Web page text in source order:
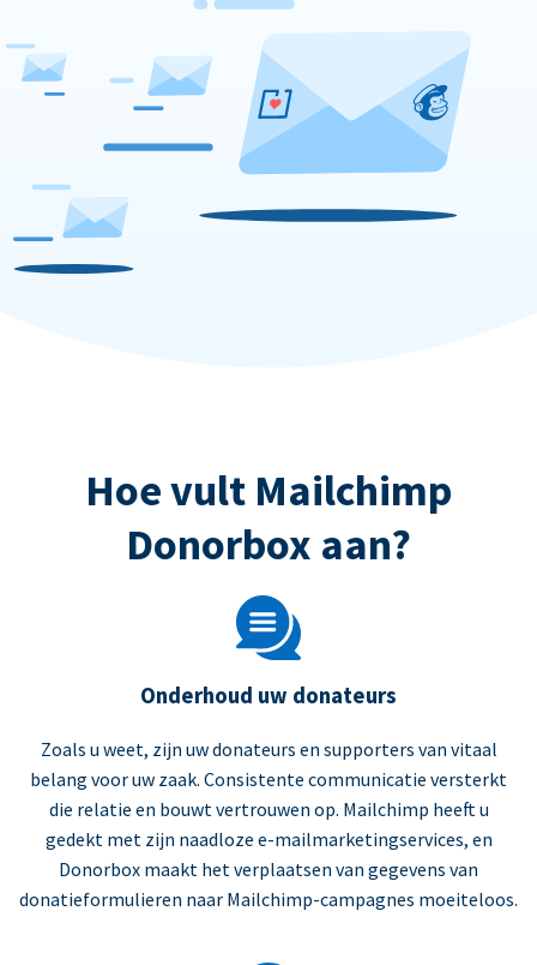
Hoe vult Mailchimp
Donorbox aan?
Onderhoud uw donateurs
Zoals u weet, zijn uw donateurs en supporters van vitaal
belang voor uw zaak. Consistente communicatie versterkt
die relatie en bouwt vertrouwen op. Mailchimp heeft u
gedekt met zijn naadloze e-mailmarketingservices, en
Donorbox maakt het verplaatsen van gegevens van
donatieformulieren naar Mailchimp-campagnes moeiteloos.